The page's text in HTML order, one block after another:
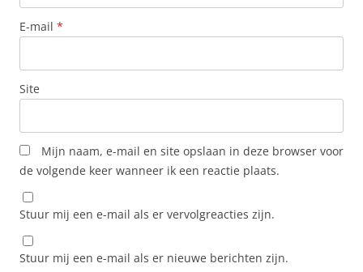
E-mail *
Site
Mijn naam, e-mail en site opslaan in deze browser voor
de volgende keer wanneer ik een reactie plaats.
Stuur mij een e-mail als er vervolgreacties zijn.
Stuur mij een e-mail als er nieuwe berichten zijn.